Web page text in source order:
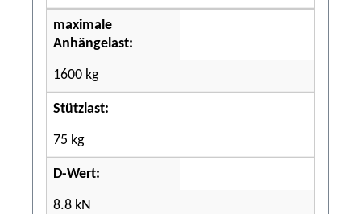
maximale
Anhängelast:
1600 kg
Stützlast:
75 kg
D-Wert:
8.8 kN